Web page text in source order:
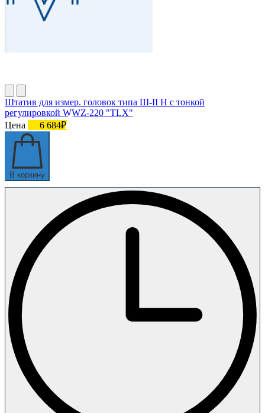
Штатив для измер. головок типа Ш-II Н с тонкой
регулировкой WWZ-220 "TLX"
Цена
6 684₽
В корзину